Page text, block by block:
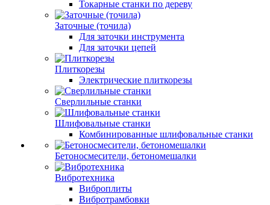
Токарные станки по дереву
Заточные (точила)
Для заточки инструмента
Для заточки цепей
Плиткорезы
Электрические плиткорезы
Сверлильные станки
Шлифовальные станки
Комбинированные шлифовальные станки
Бетоносмесители, бетономешалки
Вибротехника
Виброплиты
Вибротрамбовки